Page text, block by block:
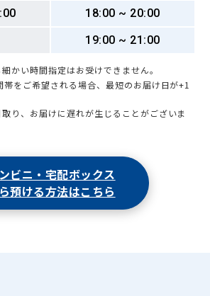
18:00 ~ 20:00
19:00 ~ 21:00
かい時間指定はお受けできません。
をご希望される場合、最短のお届け日が+1
り、お届けに遅れが生じることがございま
ビニ・宅配ボックス
預ける方法はこちら